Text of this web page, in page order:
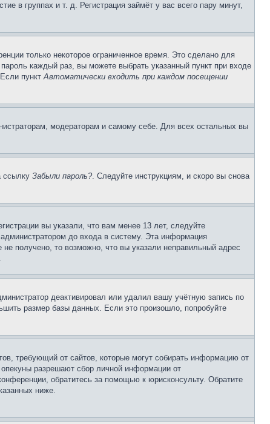
в группах и т. д. Регистрация займёт у вас всего пару минут,
только некоторое ограниченное время. Это сделано для
каждый раз, вы можете выбрать указанный пункт при входе
пунктАвтоматически входить при каждом посещении
модераторам и самому себе. Для всех остальных вы
ссылку Забыли пароль?. Следуйте инструкциям, и скоро вы снова
вы указали, что вам менее 13 лет, следуйте
до входа в систему. Эта информация
получено, то возможно, что вы указали неправильный адрес
деактивировал или удалил вашу учётную запись по
размер базы данных. Если это произошло, попробуйте
требующий от сайтов, которые могут собирать информацию от
разрешают сбор личной информации от
обратитесь за помощью к юрисконсульту. Обратите
ниже.